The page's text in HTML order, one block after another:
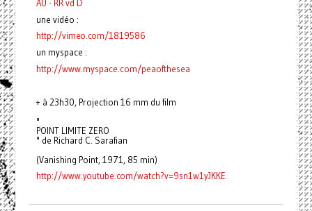
AU - RR vd D
une vidéo :
http://vimeo.com/1819586
un myspace :
http://www.myspace.com/peaofthesea
+ à 23h30, Projection 16 mm du film
"
POINT LIMITE ZERO
" de Richard C. Sarafian
(Vanishing Point, 1971, 85 min)
http://www.youtube.com/watch?v=9sn1w1yJKKE